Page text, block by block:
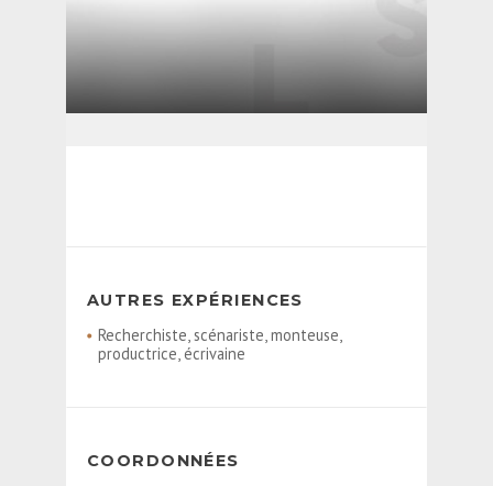
AUTRES EXPÉRIENCES
Recherchiste, scénariste, monteuse,
productrice, écrivaine
COORDONNÉES